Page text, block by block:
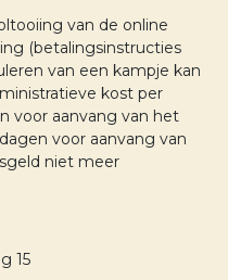
van de online
(betalingsinstructies
van een kampje kan
kost per
voor aanvang van het
voor aanvang van
niet meer
15